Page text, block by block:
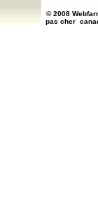
© 2008
pas cher